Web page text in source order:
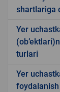
shartlariga
Yer
turlari
Yer